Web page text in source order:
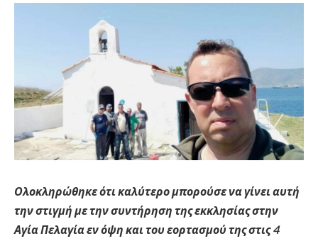
Ολοκληρώθηκε ότι καλύτερο μπορούσε να γίνει αυτή
την στιγμή με την συντήρηση της εκκλησίας στην
Αγία Πελαγία εν όψη και του εορτασμού της στις 4